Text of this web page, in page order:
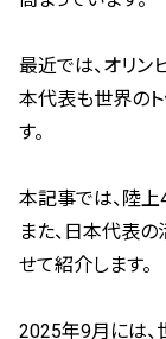
最近では、オリン
本代表も世界の
す。
本記事では、陸上
また、日本代表
せて紹介します。
2025年9月には、